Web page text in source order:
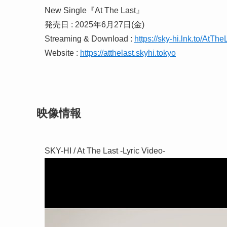
New Single『At The Last』
発売日 : 2025年6月27日(金)
Streaming & Download : https://sky-hi.lnk.to/
Website : https://atthelast.skyhi.tokyo
映像情報
SKY-HI / At The Last -Lyric Video-